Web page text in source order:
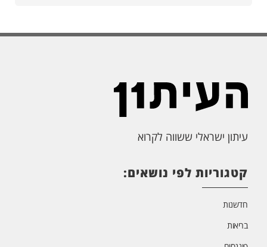
עיתון ישראלי ששווה לקרוא
קטגוריות לפי נושאים:
חדשנות
בריאות